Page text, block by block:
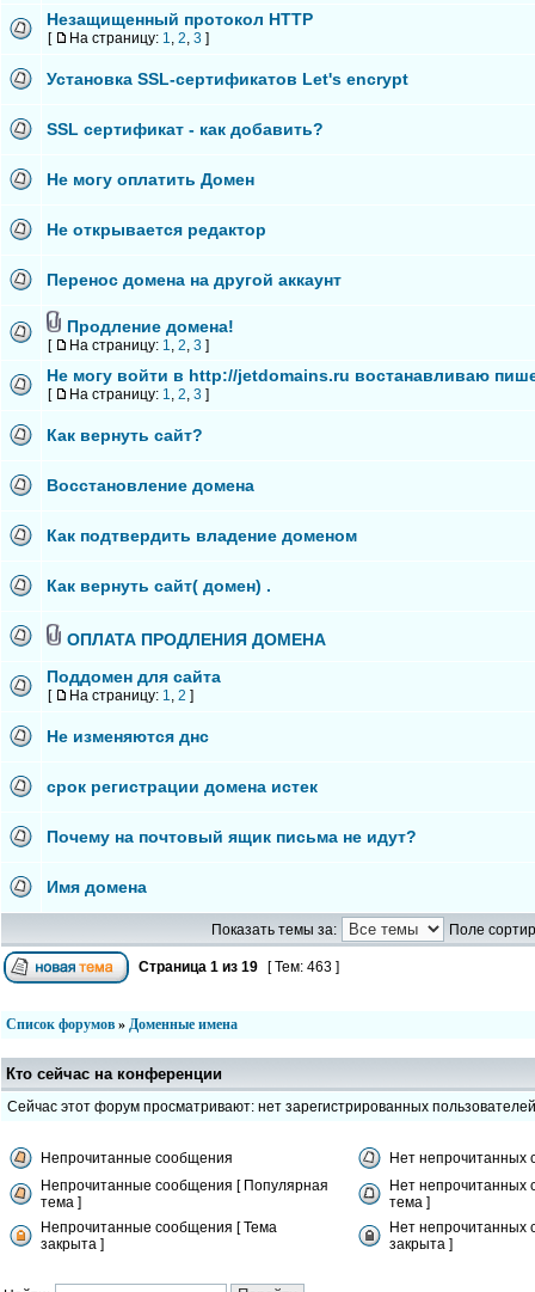
Незащищенный протокол HTTP
[ На страницу: 1, 2, 3 ]
Установка SSL-сертификатов Let's encrypt
SSL сертификат - как добавить?
Не могу оплатить Домен
Не открывается редактор
Перенос домена на другой аккаунт
Продление домена!
[ На страницу: 1, 2, 3 ]
Не могу войти в http://jetdomains.ru востанавливаю
[ На страницу: 1, 2, 3 ]
Как вернуть сайт?
Восстановление домена
Как подтвердить владение доменом
Как вернуть сайт( домен) .
ОПЛАТА ПРОДЛЕНИЯ ДОМЕНА
Поддомен для сайта
[ На страницу: 1, 2 ]
Не изменяются днс
срок регистрации домена истек
Почему на почтовый ящик письма не идут?
Имя домена
Показать темы за: Поле
Страница 1 из 19 [ Тем: 463 ]
Список форумов » Доменные имена
Кто сейчас на конференции
Сейчас этот форум просматривают: нет зарегистрированных пользователей
Непрочитанные сообщения
Нет непрочитанных
Непрочитанные сообщения [ Популярная
тема ]
Нет непрочитанных
тема ]
Непрочитанные сообщения [ Тема
закрыта ]
Нет непрочитанных
закрыта ]